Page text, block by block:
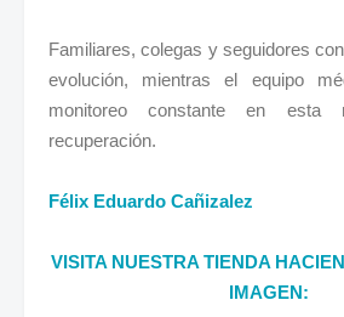
Familiares, colegas y seguidores
evolución, mientras el equipo
monitoreo constante en esta
recuperación.
Félix Eduardo Cañizalez
VISITA NUESTRA TIENDA
IMAGEN: